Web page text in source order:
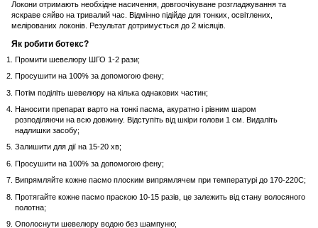
Локони отримають необхідне насичення, довгоочікуване розгладжування та
яскраве сяйво на тривалий час. Відмінно підійде для тонких, освітлених,
мелірованих локонів. Результат дотримується до 2 місяців.
Як робити ботекс?
Промити шевелюру ШГО 1-2 рази;
Просушити на 100% за допомогою фену;
Потім поділіть шевелюру на кілька однакових частин;
Наносити препарат варто на тонкі пасма, акуратно і рівним шаром
розподіляючи на всю довжину. Відступіть від шкіри голови 1 см. Видаліть
надлишки засобу;
Залишити для дії на 15-20 хв;
Просушити на 100% за допомогою фену;
Випрямляйте кожне пасмо плоским випрямлячем при температурі до 170-220С;
Протягайте кожне пасмо праскою 10-15 разів, це залежить від стану волосяного
полотна;
Ополоснути шевелюру водою без шампуню;